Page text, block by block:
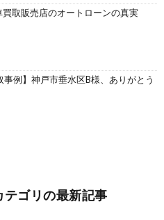
買取販売店のオートローンの真実
例】神戸市垂水区B様、ありがとう
テゴリの最新記事